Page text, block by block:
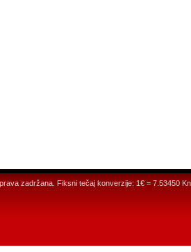
zadržana. Fiksni tečaj konverzije: 1€ = 7.53450 Kn